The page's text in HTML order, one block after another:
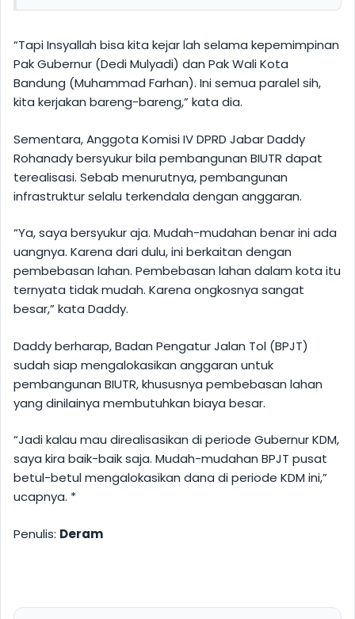
“Tapi Insyallah bisa kita kejar lah selama kepemimpinan
Pak Gubernur (Dedi Mulyadi) dan Pak Wali Kota
Bandung (Muhammad Farhan). Ini semua paralel sih,
kita kerjakan bareng-bareng,” kata dia.
Sementara, Anggota Komisi IV DPRD Jabar Daddy
Rohanady bersyukur bila pembangunan BIUTR dapat
terealisasi. Sebab menurutnya, pembangunan
infrastruktur selalu terkendala dengan anggaran.
“Ya, saya bersyukur aja. Mudah-mudahan benar ini ada
uangnya. Karena dari dulu, ini berkaitan dengan
pembebasan lahan. Pembebasan lahan dalam kota itu
ternyata tidak mudah. Karena ongkosnya sangat
besar,” kata Daddy.
Daddy berharap, Badan Pengatur Jalan Tol (BPJT)
sudah siap mengalokasikan anggaran untuk
pembangunan BIUTR, khususnya pembebasan lahan
yang dinilainya membutuhkan biaya besar.
“Jadi kalau mau direalisasikan di periode Gubernur KDM,
saya kira baik-baik saja. Mudah-mudahan BPJT pusat
betul-betul mengalokasikan dana di periode KDM ini,”
ucapnya. *
Penulis: Deram